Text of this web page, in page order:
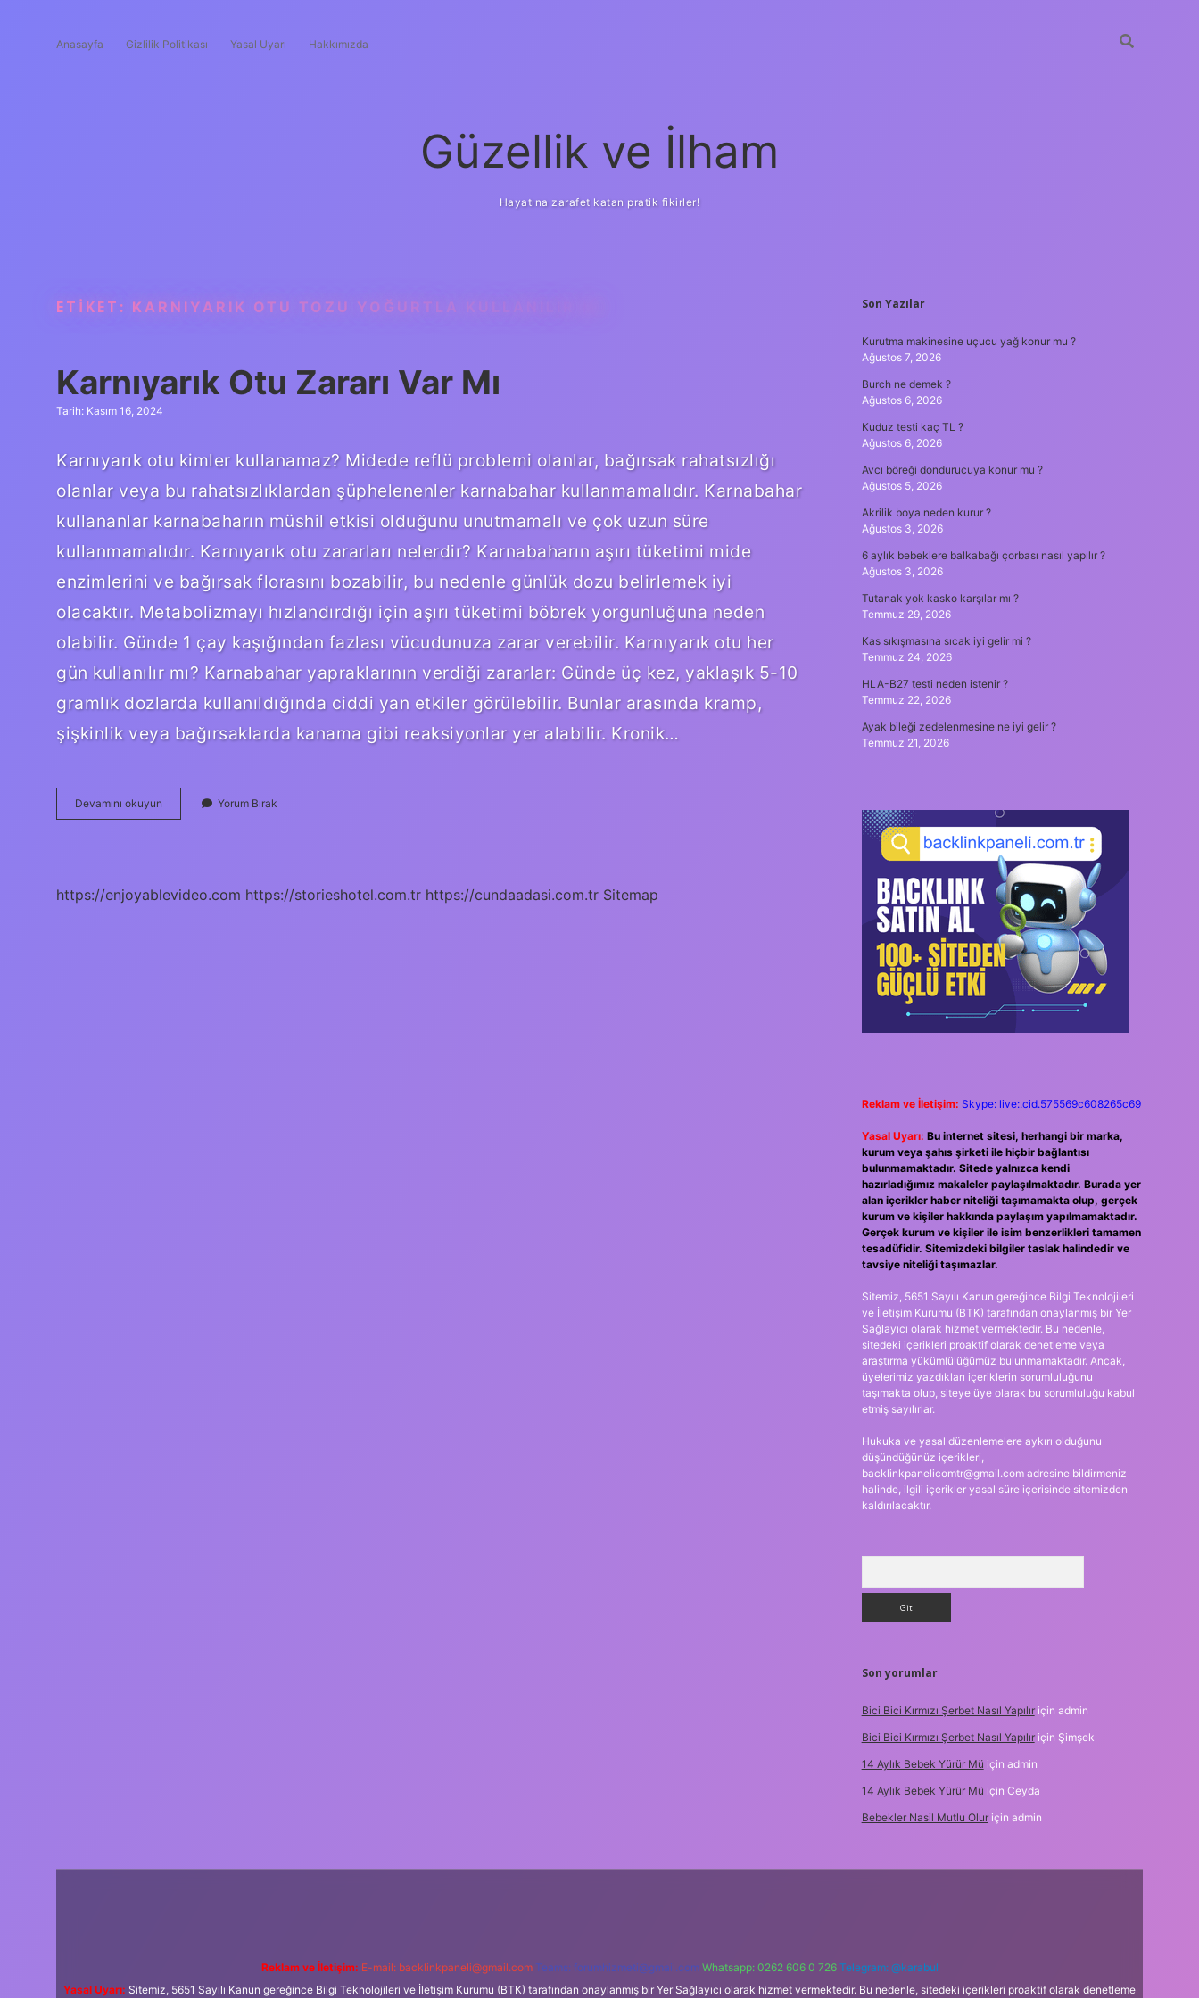
Anasayfa Gizlilik Politikası Yasal Uyarı Hakkımızda
Güzellik ve İlham
Hayatına zarafet katan pratik fikirler!
ETIKET: KARNIYARIK OTU TOZU YOĞURTLA KULLANILIR MI
Karnıyarık Otu Zararı Var Mı
Tarih: Kasım 16, 2024
Karnıyarık otu kimler kullanamaz? Midede reflü problemi olanlar, bağırsak rahatsızlığı
olanlar veya bu rahatsızlıklardan şüphelenenler karnabahar kullanmamalıdır. Karnabahar
kullananlar karnabaharın müshil etkisi olduğunu unutmamalı ve çok uzun süre
kullanmamalıdır. Karnıyarık otu zararları nelerdir? Karnabaharın aşırı tüketimi mide
enzimlerini ve bağırsak florasını bozabilir, bu nedenle günlük dozu belirlemek iyi
olacaktır. Metabolizmayı hızlandırdığı için aşırı tüketimi böbrek yorgunluğuna neden
olabilir. Günde 1 çay kaşığından fazlası vücudunuza zarar verebilir. Karnıyarık otu her
gün kullanılır mı? Karnabahar yapraklarının verdiği zararlar: Günde üç kez, yaklaşık 5-10
gramlık dozlarda kullanıldığında ciddi yan etkiler görülebilir. Bunlar arasında kramp,
şişkinlik veya bağırsaklarda kanama gibi reaksiyonlar yer alabilir. Kronik…
Devamını okuyun Karnıyarık
Otu
Yorum Bırak
https://enjoyablevideo.com https://storieshotel.com.tr https://cundaadasi.com.tr Sitemap
SIDEBAR
Son Yazılar
Kurutma makinesine uçucu yağ konur mu ?
Ağustos 7, 2026
Burch ne demek ?
Ağustos 6, 2026
Kuduz testi kaç TL ?
Ağustos 6, 2026
Avcı böreği dondurucuya konur mu ?
Ağustos 5, 2026
Akrilik boya neden kurur ?
Ağustos 3, 2026
6 aylık bebeklere balkabağı çorbası nasıl yapılır ?
Ağustos 3, 2026
Tutanak yok kasko karşılar mı ?
Temmuz 29, 2026
Kas sıkışmasına sıcak iyi gelir mi ?
Temmuz 24, 2026
HLA-B27 testi neden istenir ?
Temmuz 22, 2026
Ayak bileği zedelenmesine ne iyi gelir ?
Temmuz 21, 2026
Reklam ve İletişim: Skype: live:.cid.575569c608265c69
Yasal Uyarı: Bu internet sitesi, herhangi bir marka,
kurum veya şahıs şirketi ile hiçbir bağlantısı
bulunmamaktadır. Sitede yalnızca kendi
hazırladığımız makaleler paylaşılmaktadır. Burada yer
alan içerikler haber niteliği taşımamakta olup, gerçek
kurum ve kişiler hakkında paylaşım yapılmamaktadır.
Gerçek kurum ve kişiler ile isim benzerlikleri tamamen
tesadüfidir. Sitemizdeki bilgiler taslak halindedir ve
tavsiye niteliği taşımazlar.
Sitemiz, 5651 Sayılı Kanun gereğince Bilgi Teknolojileri
ve İletişim Kurumu (BTK) tarafından onaylanmış bir Yer
Sağlayıcı olarak hizmet vermektedir. Bu nedenle,
sitedeki içerikleri proaktif olarak denetleme veya
araştırma yükümlülüğümüz bulunmamaktadır. Ancak,
üyelerimiz yazdıkları içeriklerin sorumluluğunu
taşımakta olup, siteye üye olarak bu sorumluluğu kabul
etmiş sayılırlar.
Hukuka ve yasal düzenlemelere aykırı olduğunu
düşündüğünüz içerikleri,
backlinkpanelicomtr@gmail.comadresine bildirmeniz
halinde, ilgili içerikler yasal süre içerisinde sitemizden
kaldırılacaktır.
Son yorumlar
Bici Bici Kırmızı Şerbet Nasıl Yapılıriçin admin
Bici Bici Kırmızı Şerbet Nasıl Yapılıriçin Şimşek
14 Aylık Bebek Yürür Mü için admin
14 Aylık Bebek Yürür Mü için Ceyda
Bebekler Nasil Mutlu Oluriçin admin
güvenilir bahis siteleriilbet giriş adresi
Reklam ve İletişim: E-mail: backlinkpaneli@gmail.com Teams: forumhizmeti@gmail.com Whatsapp: 0262 606 0 726 Telegram: @karabul
Yasal Uyarı: Sitemiz, 5651 Sayılı Kanun gereğince Bilgi Teknolojileri ve İletişim Kurumu (BTK) tarafından onaylanmış bir Yer Sağlayıcı olarak hizmet vermektedir. Bu nedenle, sitedeki içerikleri proaktif olarak denetleme